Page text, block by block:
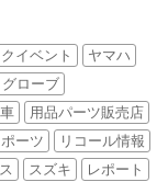
イベント
ヤマハ
グローブ
用品パーツ販売店
ーツ
リコール情報
スズキ
レポート